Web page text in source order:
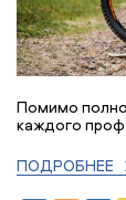
Помимо
каждого
ПОДРОБНЕЕ